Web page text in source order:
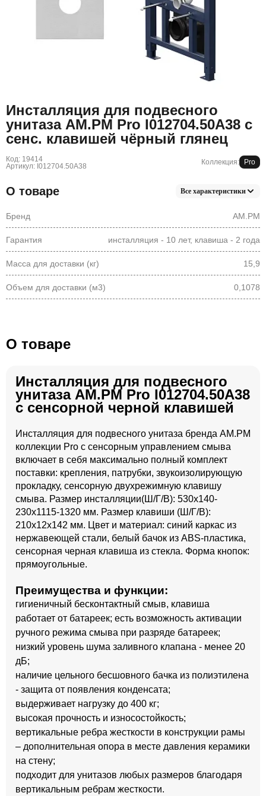
Инсталляция для подвесного
унитаза AM.PM Pro I012704.50A38 с
сенс. клавишей чёрный глянец
Код: 19414
Артикул: I012704.50A38
Коллекция: Pro
О товаре Все характеристики
Бренд AM.PM
Гарантия инсталляция - 10 лет, клавиша - 2 года
Масса для доставки (кг) 15,9
Объем для доставки (м3) 0,1078
О товаре
Инсталляция для подвесного
унитаза AM.PM Pro I012704.50A38
с сенсорной черной клавишей
Инсталляция для подвесного унитаза бренда AM.PM
коллекции Pro с сенсорным управлением смыва
включает в себя максимально полный комплект
поставки: крепления, патрубки, звукоизолирующую
прокладку, сенсорную двухрежимную клавишу
смыва. Размер инсталляции(Ш/Г/В): 530x140-
230x1115-1320 мм. Размер клавиши (Ш/Г/В):
210x12x142 мм. Цвет и материал: синий каркас из
нержавеющей стали, белый бачок из ABS-пластика,
сенсорная черная клавиша из стекла. Форма кнопок:
прямоугольные.
Преимущества и функции:
гигиеничный бесконтактный смыв, клавиша
работает от батареек; есть возможность активации
ручного режима смыва при разряде батареек;
низкий уровень шума заливного клапана - менее 20
дБ;
наличие цельного бесшовного бачка из полиэтилена
- защита от появления конденсата;
выдерживает нагрузку до 400 кг;
высокая прочность и износостойкость;
вертикальные ребра жесткости в конструкции рамы
– дополнительная опора в месте давления керамики
на стену;
подходит для унитазов любых размеров благодаря
вертикальным ребрам жесткости.